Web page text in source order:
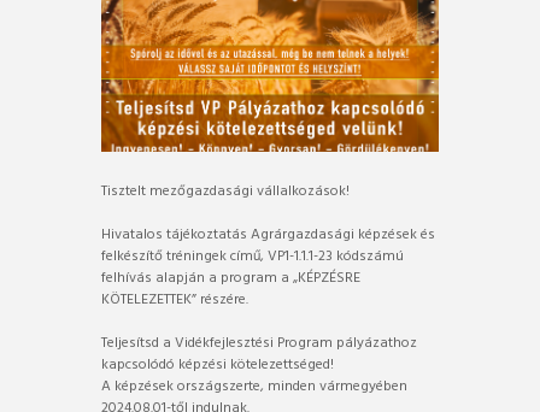
Tisztelt mezőgazdasági vállalkozások!
Hivatalos tájékoztatás Agrárgazdasági képzések és
felkészítő tréningek című, VP1-1.1.1-23 kódszámú
felhívás alapján a program a „KÉPZÉSRE
KÖTELEZETTEK” részére.
Teljesítsd a Vidékfejlesztési Program pályázathoz
kapcsolódó képzési kötelezettséged!
A képzések országszerte, minden vármegyében